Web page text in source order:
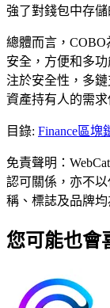
強了對錢包中存
總體而言，
安全，方便和多
注於安全性，多
資產持有人的需
目錄: Finance區塊
免責聲明：
認可關係，亦不
稱、標誌及品牌
您可能也會